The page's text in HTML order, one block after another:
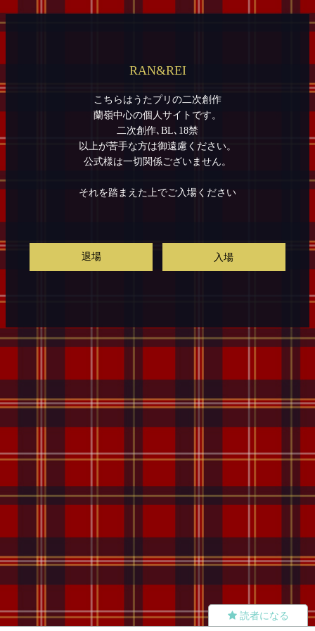
RAN&REI
こちらはうたプリの二次創作
蘭嶺中心の個人サイトです。
二次創作､BL､18禁
以上が苦手な方は御遠慮ください。
公式様は一切関係ございません。
それを踏まえた上でご入場ください
退場 入場
読者になる